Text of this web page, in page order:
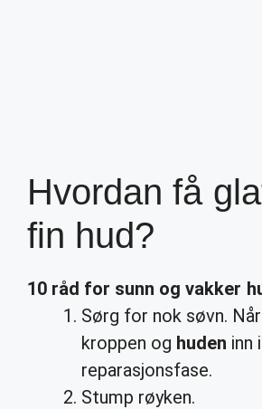
Hvordan få
fin hud?
10 råd for sunn og vakker
Sørg for nok søvn.
kroppen og huden inn
reparasjonsfase.
Stump røyken.